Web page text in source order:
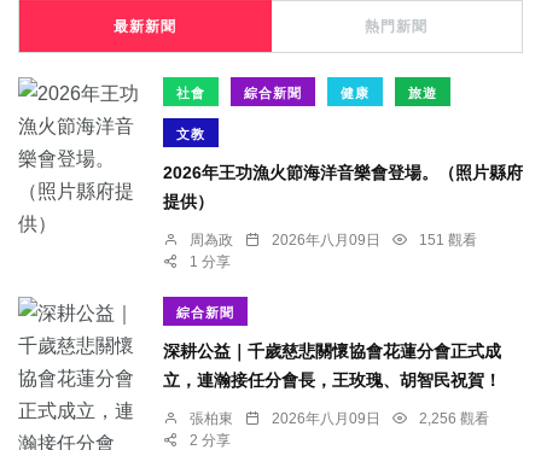
最新新聞 熱門新聞
社會 綜合新聞 健康 旅遊
文教
2026年王功漁火節海洋音樂會登場。（照片縣府
提供）
周為政 2026年八月09日
151 觀看
1 分享
綜合新聞
深耕公益｜千歲慈悲關懷協會花蓮分會正式成
立，連瀚接任分會長，王玫瑰、胡智民祝賀！
張柏東 2026年八月09日
2,256 觀看
2 分享